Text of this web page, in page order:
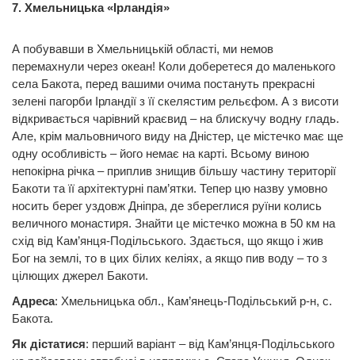
7. Хмельницька «Ірландія»
А побувавши в Хмельницькій області, ми немов
перемахнули через океан! Коли доберетеся до маленького
села Бакота, перед вашими очима постануть прекрасні
зелені пагорби Ірландії з її скелястим рельєфом. А з висоти
відкривається чарівний краєвид – на блискучу водну гладь.
Але, крім мальовничого виду на Дністер, це містечко має ще
одну особливість – його немає на карті. Всьому виною
непокірна річка – приплив знищив більшу частину території
Бакоти та її архітектурні пам’ятки. Тепер цю назву умовно
носить берег уздовж Дніпра, де збереглися руїни колись
величного монастиря. Знайти це містечко можна в 50 км на
схід від Кам’янця-Подільського. Здається, що якщо і жив
Бог на землі, то в цих білих келіях, а якщо пив воду – то з
цілющих джерел Бакоти.
Адреса: Хмельницька обл., Кам’янець-Подільський р-н, с.
Бакота.
Як дістатися: перший варіант – від Кам’янця-Подільського